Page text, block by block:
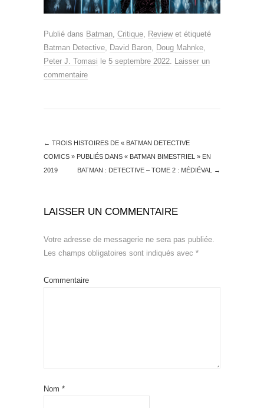
Publié dans Batman, Critique, Reviewet étiqueté
Batman Detective, David Baron, Doug Mahnke,
Peter J. Tomasi le 5 septembre 2022. Laisser un
commentaire
← TROIS HISTOIRES DE « BATMAN DETECTIVE
COMICS » PUBLIÉS DANS « BATMAN BIMESTRIEL » EN
2019
BATMAN : DETECTIVE – TOME 2 : MÉDIÉVAL →
LAISSER UN COMMENTAIRE
Votre adresse de messagerie ne sera pas publiée.
Les champs obligatoires sont indiqués avec *
Commentaire
Nom *